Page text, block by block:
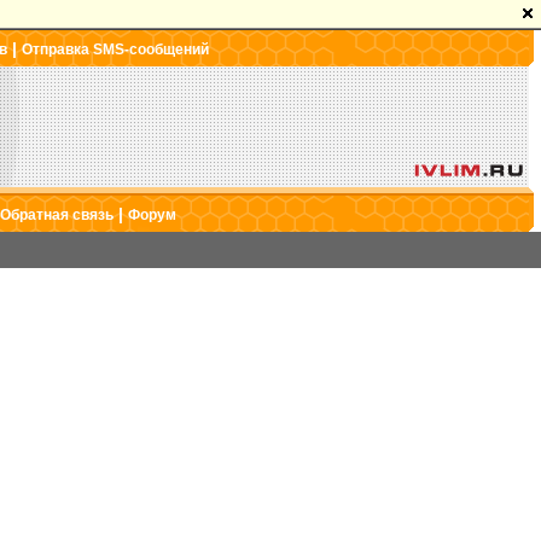
|Отправка SMS-сообщений
Обратная связь|Форум